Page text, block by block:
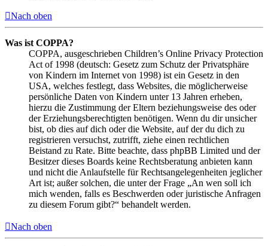
Nach oben
Was ist COPPA?
COPPA, ausgeschrieben Children’s Online Privacy Protection
Act of 1998 (deutsch: Gesetz zum Schutz der Privatsphäre
von Kindern im Internet von 1998) ist ein Gesetz in den
USA, welches festlegt, dass Websites, die möglicherweise
persönliche Daten von Kindern unter 13 Jahren erheben,
hierzu die Zustimmung der Eltern beziehungsweise des oder
der Erziehungsberechtigten benötigen. Wenn du dir unsicher
bist, ob dies auf dich oder die Website, auf der du dich zu
registrieren versuchst, zutrifft, ziehe einen rechtlichen
Beistand zu Rate. Bitte beachte, dass phpBB Limited und der
Besitzer dieses Boards keine Rechtsberatung anbieten kann
und nicht die Anlaufstelle für Rechtsangelegenheiten jeglicher
Art ist; außer solchen, die unter der Frage „An wen soll ich
mich wenden, falls es Beschwerden oder juristische Anfragen
zu diesem Forum gibt?“ behandelt werden.
Nach oben